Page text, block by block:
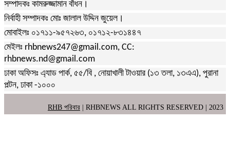
সম্পাদকঃ কামরুজ্জামান বাঁধন।
নির্বাহী সম্পাদকঃ মোঃ জালাল উদ্দিন জুয়েল।
মোবাইলঃ ০১৭১১-৯৫৭২৬৩, ০১৭১২-৮৩১৪৪৭
মেইলঃ rhbnews247@gmail.com, CC:
rhbnews.nd@gmail.com
ঢাকা অফিসঃ এ্যাড পার্ক, ৫৫/বি , নোয়াখালী টাওয়ার (১৩ তলা, ১৩এএ), পুরানা
পল্টন, ঢাকা -১০০০
RHB পরিবার | RHBNEWS ALL RIGHTS RESERVED | 2023